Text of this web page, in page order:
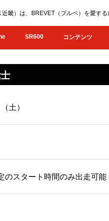
畿）は、BREVET（ブルベ）を愛す
SR600 コンテンツ
土）
のスタート時間のみ出走可能